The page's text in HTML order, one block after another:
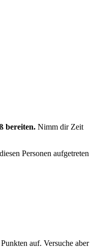
bereiten. Nimm dir Zeit
Personen aufgetreten
auf. Versuche aber